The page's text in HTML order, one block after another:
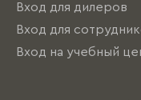
Вход для дилеров
Вход для
Вход на учебный